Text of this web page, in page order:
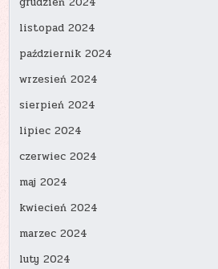
listopad 2024
październik 2024
wrzesień 2024
sierpień 2024
lipiec 2024
czerwiec 2024
maj 2024
kwiecień 2024
marzec 2024
luty 2024